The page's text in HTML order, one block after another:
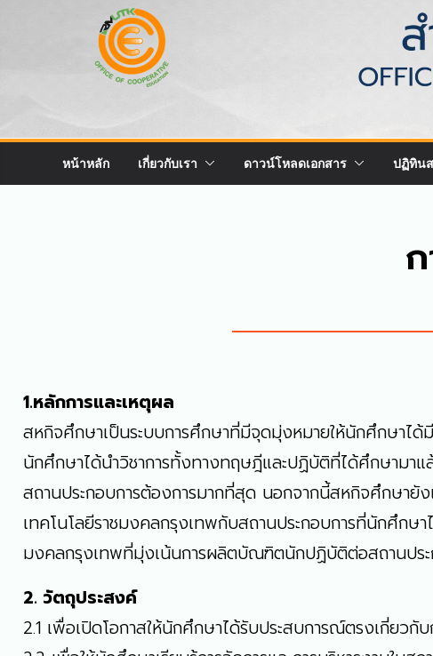
หน้าหลัก เกี่ยวกับเรา ดาวน์โหลดเอกสาร ปฏิทิน
1.หลักการและเหตุผล
สหกิจศึกษาเป็นระบบการศึกษาที่มีจุดมุ่งหมายให้นักศึกษาได้
นักศึกษาได้นำวิชาการทั้งทางทฤษฎีและปฏิบัติที่ได้ศึกษามา
สถานประกอบการต้องการมากที่สุด นอกจากนี้สหกิจศึกษายั
เทคโนโลยีราชมงคลกรุงเทพกับสถานประกอบการที่นักศึกษ
มงคลกรุงเทพที่มุ่งเน้นการผลิตบัณฑิตนักปฏิบัติต่อสถานปร
2. วัตถุประสงค์
2.1 เพื่อเปิดโอกาสให้นักศึกษาได้รับประสบการณ์ตรงเกี่ยวกั